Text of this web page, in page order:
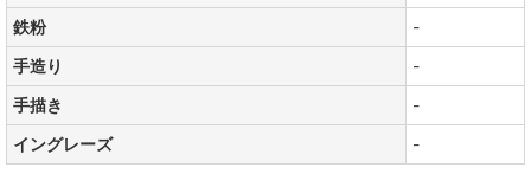
鉄粉
-
手造り
-
手描き
-
イングレーズ
-